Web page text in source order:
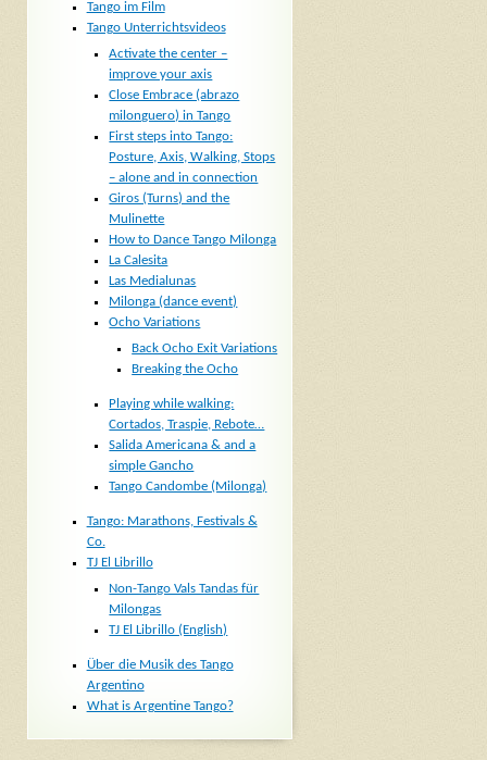
Tango im Film
Tango Unterrichtsvideos
Activate the center –
improve your axis
Close Embrace (abrazo
milonguero) in Tango
First steps into Tango:
Posture, Axis, Walking, Stops
– alone and in connection
Giros (Turns) and the
Mulinette
How to Dance Tango Milonga
La Calesita
Las Medialunas
Milonga (dance event)
Ocho Variations
Back Ocho Exit Variations
Breaking the Ocho
Playing while walking:
Cortados, Traspie, Rebote…
Salida Americana & and a
simple Gancho
Tango Candombe (Milonga)
Tango: Marathons, Festivals &
Co.
TJ El Librillo
Non-Tango Vals Tandas für
Milongas
TJ El Librillo (English)
Über die Musik des Tango
Argentino
What is Argentine Tango?